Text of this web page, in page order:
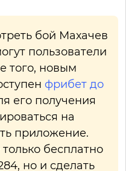
бой Махачев
пользователи
того, новым
фрибет до
его получения
на
приложение.
бесплатно
но и сделать